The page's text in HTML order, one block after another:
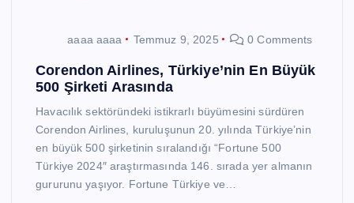
aaaa aaaa Temmuz 9, 2025 0 Comments
Corendon Airlines, Türkiye’nin En Büyük
500 Şirketi Arasında
Havacılık sektöründeki istikrarlı büyümesini sürdüren
Corendon Airlines, kuruluşunun 20. yılında Türkiye’nin
en büyük 500 şirketinin sıralandığı “Fortune 500
Türkiye 2024″ araştırmasında 146. sırada yer almanın
gururunu yaşıyor. Fortune Türkiye ve…